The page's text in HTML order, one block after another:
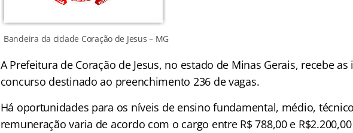
Bandeira da cidade Coração de Jesus – MG
A Prefeitura de Coração de Jesus, no estado de Minas Gerais, recebe
concurso destinado ao preenchimento 236 de vagas.
Há oportunidades para os níveis de ensino fundamental, médio,
remuneração varia de acordo com o cargo entre R$ 788,00 e